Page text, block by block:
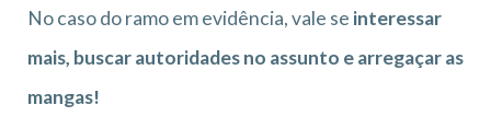
No caso do ramo em evidência, vale se interessar
mais, buscar autoridades no assunto e arregaçar as
mangas!